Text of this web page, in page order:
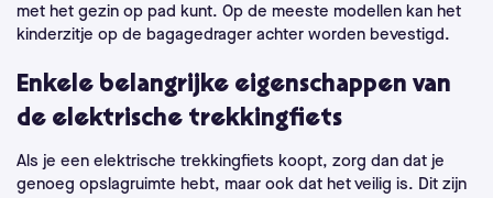
met het gezin op pad kunt. Op de meeste modellen kan het
kinderzitje op de bagagedrager achter worden bevestigd.
Enkele belangrijke eigenschappen van
de elektrische trekkingfiets
Als je een elektrische trekkingfiets koopt, zorg dan dat je
genoeg opslagruimte hebt, maar ook dat het veilig is. Dit zijn